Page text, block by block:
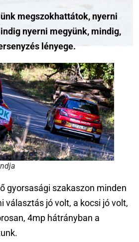
megszokhattátok, nyerni
nyerni megyünk, mindig,
lényege.
gyorsasági szakaszon minden
választás jó volt, a kocsi jó volt,
4mp hátrányban a